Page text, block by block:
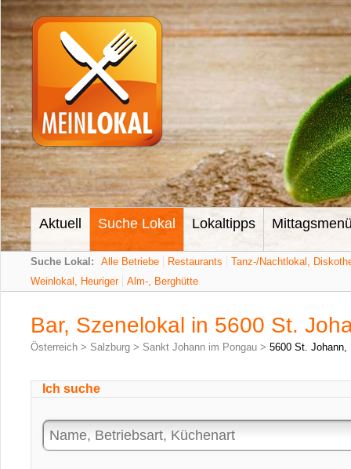
Aktuell Suche Lokal Lokaltipps
Suche Lokal: Alle Betriebe Restaurants
Tanz-/Nachtlokal,
Weinlokal, Heuriger
Alm-, Berghütte
Bar, Szenelokal in 5600 St.
Österreich > Salzburg > Sankt Johann im Pongau > 5600 St. Johann,
Ich suche